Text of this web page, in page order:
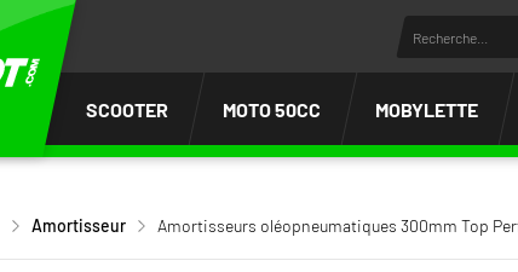
SCOOTER MOTO 50CC MOBYLETTE
Amortisseur Amortisseurs oléopneumatiques 300mm Top